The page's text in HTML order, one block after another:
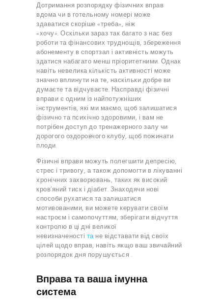
Дотримання розпорядку фізичних вправ
вдома чи в готельному номері може
здаватися скоріше «треба», ніж
«хочу». Оскільки зараз так багато з нас без
роботи та фінансових труднощів, збереження
абонементу в спортзал і активність можуть
здатися набагато менш пріоритетними. Однак
навіть невелика кількість активності може
значно вплинути на те, наскільки добре ви
думаєте та відчуваєте. Насправді фізичні
вправи є одним із найпотужніших
інструментів, які ми маємо, щоб залишатися
фізично та психічно здоровими, і вам не
потрібен доступ до тренажерного залу чи
дорогого оздоровчого клубу, щоб пожинати
плоди.
Фізичні вправи можуть полегшити депресію,
стрес і тривогу, а також допомогти в лікуванні
хронічних захворювань, таких як високий
кров’яний тиск і діабет. Знаходячи нові
способи рухатися та залишатися
мотивованими, ви можете керувати своїм
настроєм і самопочуттям, зберігати відчуття
контролю в ці дні великої
невизначеності тане відставати від своїх
цілей щодо вправ, навіть якщо ваш звичайний
розпорядок дня порушується .
Вправа та ваша імунна
система